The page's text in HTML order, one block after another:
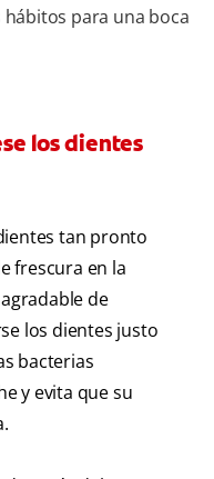
para una boca
los dientes
tan pronto
frescura en la
de
los dientes justo
bacterias
y evita que su